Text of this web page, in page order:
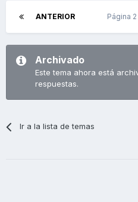
ANTERIOR Página
Archivado
Este tema ahora está
respuestas.
Ir a la lista de temas